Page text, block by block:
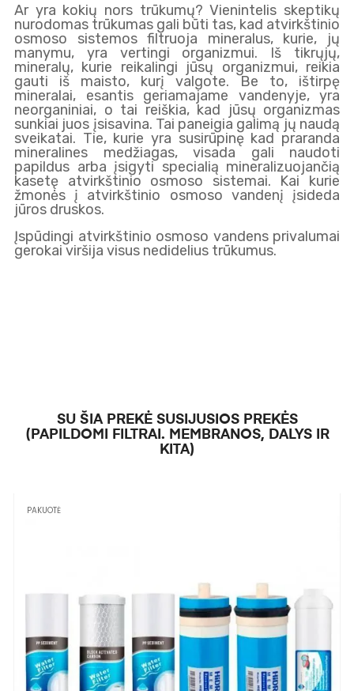
Ar yra kokių nors trūkumų? Vienintelis skeptikų
nurodomas trūkumas gali būti tas, kad atvirkštinio
osmoso sistemos filtruoja mineralus, kurie, jų
manymu, yra vertingi organizmui. Iš tikrųjų,
mineralų, kurie reikalingi jūsų organizmui, reikia
gauti iš maisto, kurį valgote. Be to, ištirpę
mineralai, esantis geriamajame vandenyje, yra
neorganiniai, o tai reiškia, kad jūsų organizmas
sunkiai juos įsisavina. Tai paneigia galimą jų naudą
sveikatai. Tie, kurie yra susirūpinę kad praranda
mineralines medžiagas, visada gali naudoti
papildus arba įsigyti specialią mineralizuojančią
kasetę atvirkštinio osmoso sistemai. Kai kurie
žmonės į atvirkštinio osmoso vandenį įsideda
jūros druskos.
Įspūdingi atvirkštinio osmoso vandens privalumai
gerokai viršija visus nedidelius trūkumus.
SU ŠIA PREKĖ SUSIJUSIOS PREKĖS
(PAPILDOMI FILTRAI. MEMBRANOS, DALYS IR
KITA)
PAKUOTĖ